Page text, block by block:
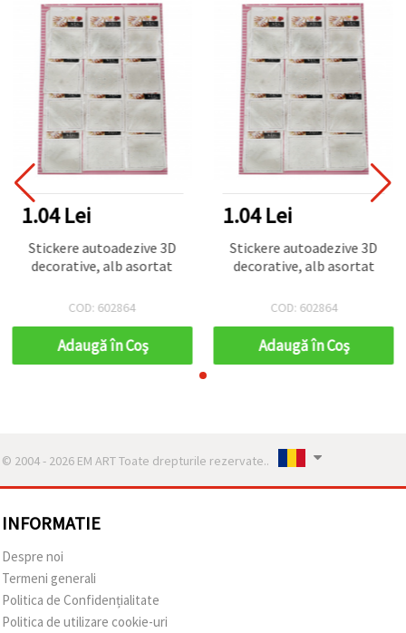
1.04 Lei
Stickere autoadezive 3D
decorative, alb asortat
COD: 602864
Adaugă în Coş
1.04 Lei
Stickere autoadezive 3D
decorative, alb asortat
COD: 602864
Adaugă în Coş
© 2004 - 2026 EM ART Toate drepturile rezervate..
INFORMATIE
Despre noi
Termeni generali
Politica de Confidențialitate
Politica de utilizare cookie-uri